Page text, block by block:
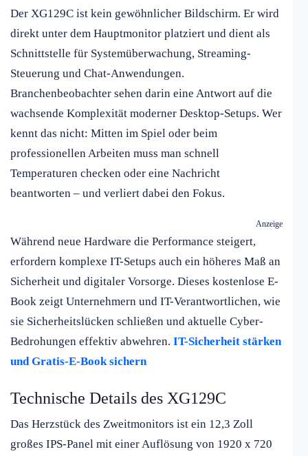
Der XG129C ist kein gewöhnlicher Bildschirm. Er wird
direkt unter dem Hauptmonitor platziert und dient als
Schnittstelle für Systemüberwachung, Streaming-
Steuerung und Chat-Anwendungen.
Branchenbeobachter sehen darin eine Antwort auf die
wachsende Komplexität moderner Desktop-Setups. Wer
kennt das nicht: Mitten im Spiel oder beim
professionellen Arbeiten muss man schnell
Temperaturen checken oder eine Nachricht
beantworten – und verliert dabei den Fokus.
Anzeige
Während neue Hardware die Performance steigert,
erfordern komplexe IT-Setups auch ein höheres Maß an
Sicherheit und digitaler Vorsorge. Dieses kostenlose E-
Book zeigt Unternehmern und IT-Verantwortlichen, wie
sie Sicherheitslücken schließen und aktuelle Cyber-
Bedrohungen effektiv abwehren. IT-Sicherheit stärken
und Gratis-E-Book sichern
Technische Details des XG129C
Das Herzstück des Zweitmonitors ist ein 12,3 Zoll
großes IPS-Panel mit einer Auflösung von 1920 x 720